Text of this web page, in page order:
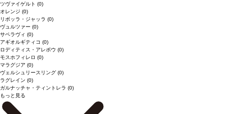
ツヴァイゲルト (0)
オレンジ (0)
リボッラ・ジャッラ (0)
ヴュルツァー (0)
サペラヴィ (0)
アギオルギティコ (0)
ロディティス・アレポウ (0)
モスホフィレロ (0)
マラグジア (0)
ヴェルシュリースリング (0)
ラグレイン (0)
ガルナッチャ・ティントレラ (0)
もっと見る